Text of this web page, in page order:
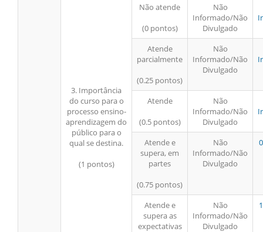
3. Importância
do curso para o
processo ensino-
aprendizagem do
público para o
qual se destina.
(1 pontos)
Não atende
(0 pontos)
Não
Informado/Não
Divulgado
Atende
parcialmente
(0.25 pontos)
Não
Informado/Não
Divulgado
Atende
(0.5 pontos)
Não
Informado/Não
Divulgado
Atende e
supera, em
partes
(0.75 pontos)
Não
Informado/Não
Divulgado
Atende e
supera as
expectativas
Não
Informado/Não
Divulgado